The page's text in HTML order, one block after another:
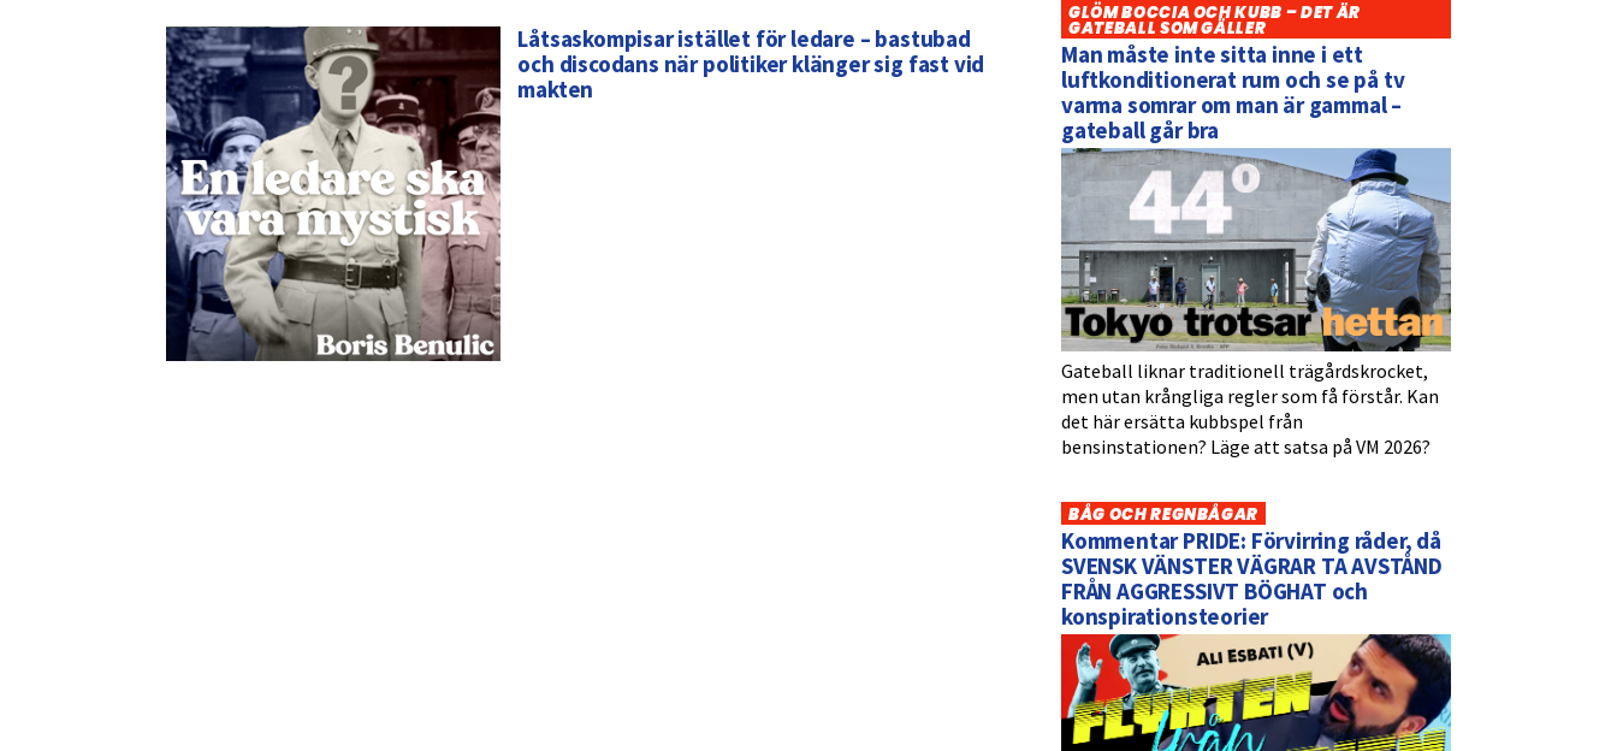
Låtsaskompisar istället för ledare – bastubad
och discodans när politiker klänger sig fast vid
makten
GLÖM BOCCIA OCH KUBB – DET ÄR
GATEBALL SOM GÄLLER
Man måste inte sitta inne i ett
luftkonditionerat rum och se på tv
varma somrar om man är gammal –
gateball går bra
Gateball liknar traditionell trägårdskrocket,
men utan krångliga regler som få förstår. Kan
det här ersätta kubbspel från
bensinstationen? Läge att satsa på VM 2026?
BÅG OCH REGNBÅGAR
Kommentar PRIDE: Förvirring råder, då
SVENSK VÄNSTER VÄGRAR TA AVSTÅND
FRÅN AGGRESSIVT BÖGHAT och
konspirationsteorier